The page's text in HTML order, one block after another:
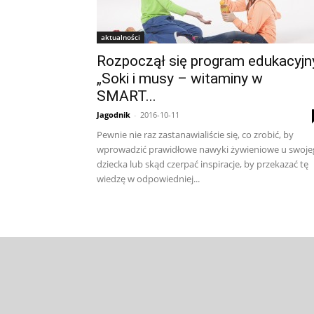
aktualności
Rozpoczął się program
„Soki i musy – witaminy w
SMART...
Jagodnik - 2016-10-11
Pewnie nie raz zastanawialiście się, co zrobić, by
wprowadzić prawidłowe nawyki żywieniowe u
dziecka lub skąd czerpać inspiracje, by przekazać tę
wiedzę w odpowiedniej...